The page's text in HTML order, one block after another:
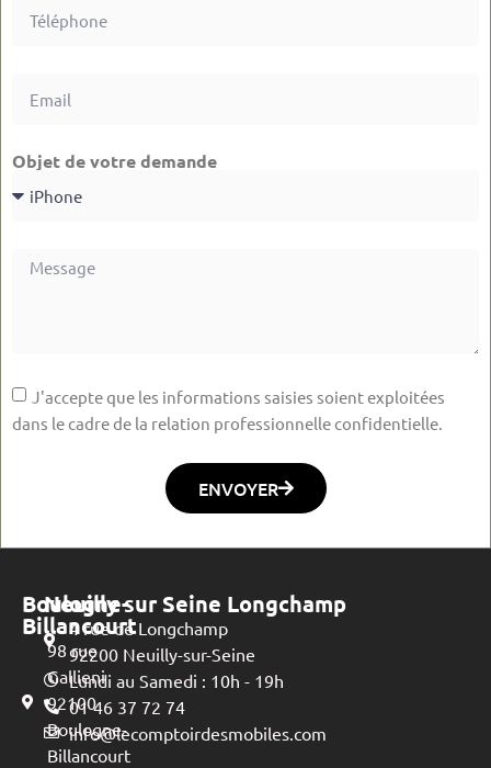
Objet de votre demande
J'accepte que les informations saisies soient exploitées
dans le cadre de la relation professionnelle confidentielle.
ENVOYER
Boulogne-
Billancourt
98 rue
Gallieni
92100
Boulogne-
Billancourt
Neuilly sur Seine Longchamp
4 rue de Longchamp
92200 Neuilly-sur-Seine
Lundi au Samedi : 10h - 19h
01 46 37 72 74
info@lecomptoirdesmobiles.com